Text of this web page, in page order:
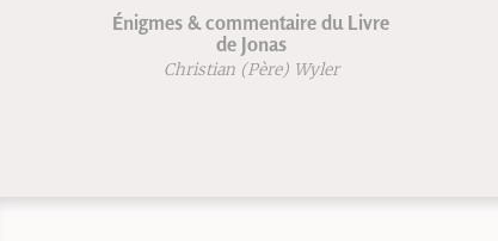
Énigmes & commentaire du Livre
de Jonas
Christian (Père) Wyler